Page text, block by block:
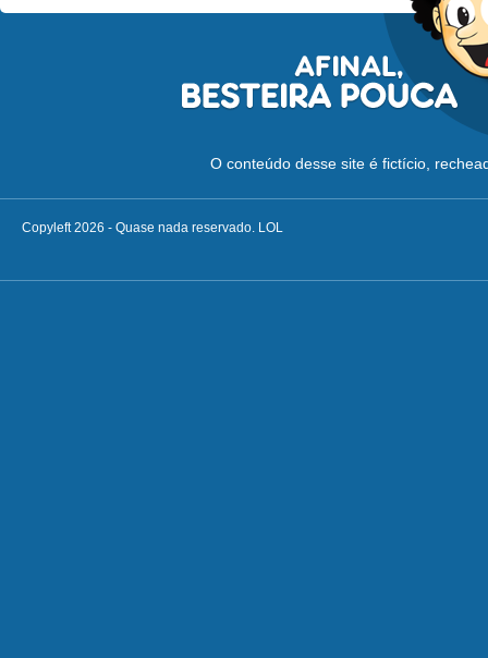
O conteúdo desse site é fictício,
Copyleft 2026 - Quase nada reservado. LOL